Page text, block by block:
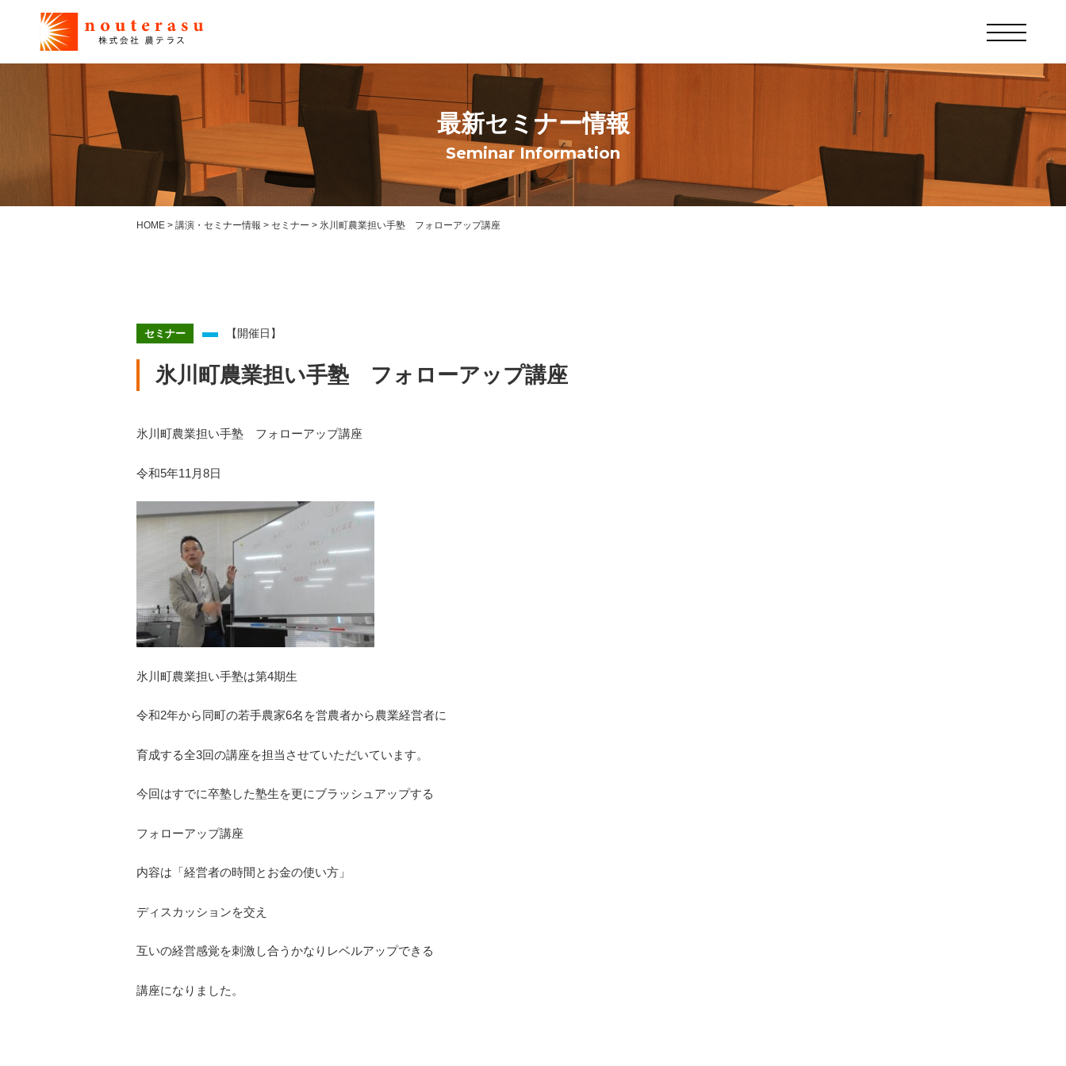
最新セミナー情報
Seminar Information
HOME > 講演・セミナー情報 > セミナー > 氷川町農業担い手塾 フォローアップ講座
セミナー 【開催日】
氷川町農業担い手塾 フォローアップ講座
氷川町農業担い手塾 フォローアップ講座
令和5年11月8日
氷川町農業担い手塾は第4期生
令和2年から同町の若手農家6名を営農者から農業経営者に
育成する全3回の講座を担当させていただいています。
今回はすでに卒塾した塾生を更にブラッシュアップする
フォローアップ講座
内容は「経営者の時間とお金の使い方」
ディスカッションを交え
互いの経営感覚を刺激し合うかなりレベルアップできる
講座になりました。